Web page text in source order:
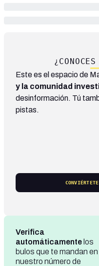
¿CONOCES
Este es el espacio de
y la comunidad
desinformación. Tú
pistas.
Verifica
automáticamente los
bulos que te mandan en
nuestro número de